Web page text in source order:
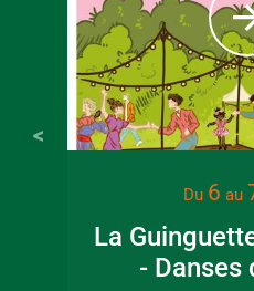
Du 6 au
La
- Danses